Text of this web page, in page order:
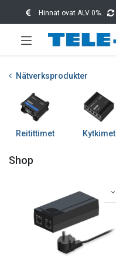
Hinnat ovat ALV 0%.
Nätverksprodukter
Reitittimet Kytkimet
Shop